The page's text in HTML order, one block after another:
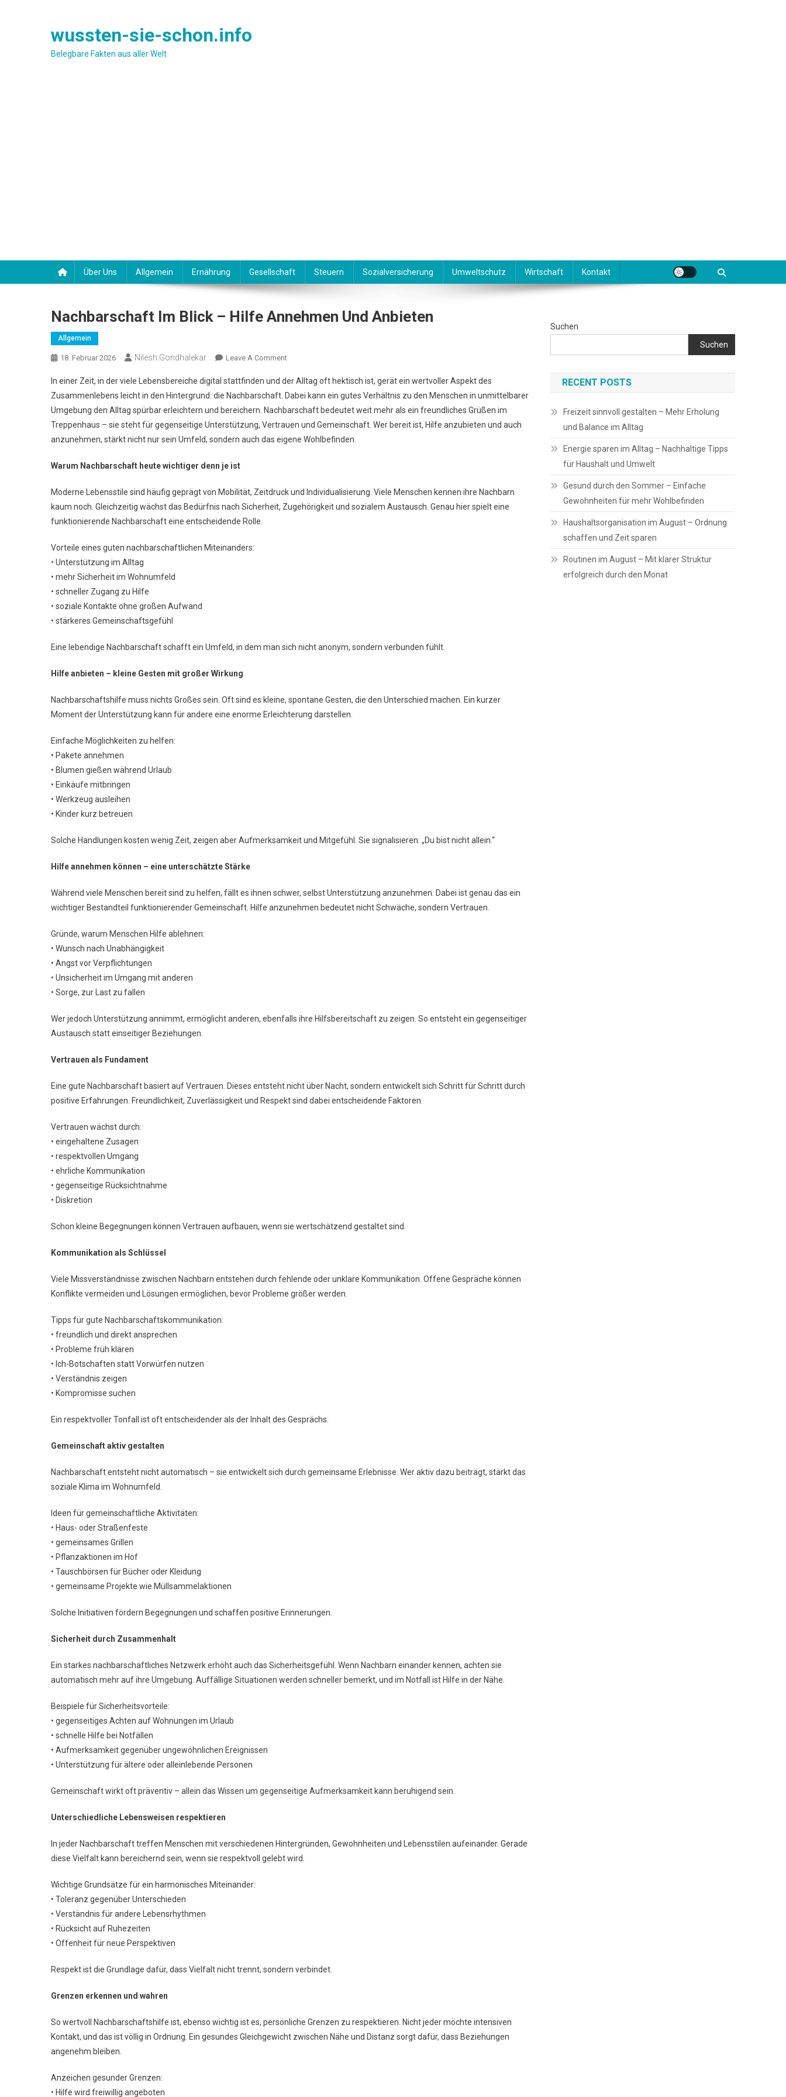
wussten-sie-schon.info
Belegbare Fakten aus aller Welt
Über Uns Allgemein Ernährung Gesellschaft Steuern Sozialversicherung Umweltschutz Wirtschaft Kontakt
Nachbarschaft Im Blick – Hilfe Annehmen Und Anbieten
Allgemein
18. Februar 2026 Nilesh.gondhalekar Leave A CommentOn
Im
Blick
–
Hilfe
Annehmen
In einer Zeit, in der viele Lebensbereiche digital stattfinden und der Alltag oft hektisch ist, gerät ein wertvoller Aspekt des
Zusammenlebens leicht in den Hintergrund: die Nachbarschaft. Dabei kann ein gutes Verhältnis zu den Menschen in unmittelbarer
Umgebung den Alltag spürbar erleichtern und bereichern. Nachbarschaft bedeutet weit mehr als ein freundliches Grüßen im
Treppenhaus – sie steht für gegenseitige Unterstützung, Vertrauen und Gemeinschaft. Wer bereit ist, Hilfe anzubieten und auch
anzunehmen, stärkt nicht nur sein Umfeld, sondern auch das eigene Wohlbefinden.
Warum Nachbarschaft heute wichtiger denn je ist
Moderne Lebensstile sind häufig geprägt von Mobilität, Zeitdruck und Individualisierung. Viele Menschen kennen ihre Nachbarn
kaum noch. Gleichzeitig wächst das Bedürfnis nach Sicherheit, Zugehörigkeit und sozialem Austausch. Genau hier spielt eine
funktionierende Nachbarschaft eine entscheidende Rolle.
Vorteile eines guten nachbarschaftlichen Miteinanders:
• Unterstützung im Alltag
• mehr Sicherheit im Wohnumfeld
• schneller Zugang zu Hilfe
• soziale Kontakte ohne großen Aufwand
• stärkeres Gemeinschaftsgefühl
Eine lebendige Nachbarschaft schafft ein Umfeld, in dem man sich nicht anonym, sondern verbunden fühlt.
Hilfe anbieten – kleine Gesten mit großer Wirkung
Nachbarschaftshilfe muss nichts Großes sein. Oft sind es kleine, spontane Gesten, die den Unterschied machen. Ein kurzer
Moment der Unterstützung kann für andere eine enorme Erleichterung darstellen.
Einfache Möglichkeiten zu helfen:
• Pakete annehmen
• Blumen gießen während Urlaub
• Einkäufe mitbringen
• Werkzeug ausleihen
• Kinder kurz betreuen
Solche Handlungen kosten wenig Zeit, zeigen aber Aufmerksamkeit und Mitgefühl. Sie signalisieren: „Du bist nicht allein.“
Hilfe annehmen können – eine unterschätzte Stärke
Während viele Menschen bereit sind zu helfen, fällt es ihnen schwer, selbst Unterstützung anzunehmen. Dabei ist genau das ein
wichtiger Bestandteil funktionierender Gemeinschaft. Hilfe anzunehmen bedeutet nicht Schwäche, sondern Vertrauen.
Gründe, warum Menschen Hilfe ablehnen:
• Wunsch nach Unabhängigkeit
• Angst vor Verpflichtungen
• Unsicherheit im Umgang mit anderen
• Sorge, zur Last zu fallen
Wer jedoch Unterstützung annimmt, ermöglicht anderen, ebenfalls ihre Hilfsbereitschaft zu zeigen. So entsteht ein gegenseitiger
Austausch statt einseitiger Beziehungen.
Vertrauen als Fundament
Eine gute Nachbarschaft basiert auf Vertrauen. Dieses entsteht nicht über Nacht, sondern entwickelt sich Schritt für Schritt durch
positive Erfahrungen. Freundlichkeit, Zuverlässigkeit und Respekt sind dabei entscheidende Faktoren.
Vertrauen wächst durch:
• eingehaltene Zusagen
• respektvollen Umgang
• ehrliche Kommunikation
• gegenseitige Rücksichtnahme
• Diskretion
Schon kleine Begegnungen können Vertrauen aufbauen, wenn sie wertschätzend gestaltet sind.
Kommunikation als Schlüssel
Viele Missverständnisse zwischen Nachbarn entstehen durch fehlende oder unklare Kommunikation. Offene Gespräche können
Konflikte vermeiden und Lösungen ermöglichen, bevor Probleme größer werden.
Tipps für gute Nachbarschaftskommunikation:
• freundlich und direkt ansprechen
• Probleme früh klären
• Ich-Botschaften statt Vorwürfen nutzen
• Verständnis zeigen
• Kompromisse suchen
Ein respektvoller Tonfall ist oft entscheidender als der Inhalt des Gesprächs.
Gemeinschaft aktiv gestalten
Nachbarschaft entsteht nicht automatisch – sie entwickelt sich durch gemeinsame Erlebnisse. Wer aktiv dazu beiträgt, stärkt das
soziale Klima im Wohnumfeld.
Ideen für gemeinschaftliche Aktivitäten:
• Haus- oder Straßenfeste
• gemeinsames Grillen
• Pflanzaktionen im Hof
• Tauschbörsen für Bücher oder Kleidung
• gemeinsame Projekte wie Müllsammelaktionen
Solche Initiativen fördern Begegnungen und schaffen positive Erinnerungen.
Sicherheit durch Zusammenhalt
Ein starkes nachbarschaftliches Netzwerk erhöht auch das Sicherheitsgefühl. Wenn Nachbarn einander kennen, achten sie
automatisch mehr auf ihre Umgebung. Auffällige Situationen werden schneller bemerkt, und im Notfall ist Hilfe in der Nähe.
Beispiele für Sicherheitsvorteile:
• gegenseitiges Achten auf Wohnungen im Urlaub
• schnelle Hilfe bei Notfällen
• Aufmerksamkeit gegenüber ungewöhnlichen Ereignissen
• Unterstützung für ältere oder alleinlebende Personen
Gemeinschaft wirkt oft präventiv – allein das Wissen um gegenseitige Aufmerksamkeit kann beruhigend sein.
Unterschiedliche Lebensweisen respektieren
In jeder Nachbarschaft treffen Menschen mit verschiedenen Hintergründen, Gewohnheiten und Lebensstilen aufeinander. Gerade
diese Vielfalt kann bereichernd sein, wenn sie respektvoll gelebt wird.
Wichtige Grundsätze für ein harmonisches Miteinander:
• Toleranz gegenüber Unterschieden
• Verständnis für andere Lebensrhythmen
• Rücksicht auf Ruhezeiten
• Offenheit für neue Perspektiven
Respekt ist die Grundlage dafür, dass Vielfalt nicht trennt, sondern verbindet.
Grenzen erkennen und wahren
So wertvoll Nachbarschaftshilfe ist, ebenso wichtig ist es, persönliche Grenzen zu respektieren. Nicht jeder möchte intensiven
Kontakt, und das ist völlig in Ordnung. Ein gesundes Gleichgewicht zwischen Nähe und Distanz sorgt dafür, dass Beziehungen
angenehm bleiben.
Anzeichen gesunder Grenzen:
• Hilfe wird freiwillig angeboten
Suchen
Suchen
RECENT POSTS
Freizeit sinnvoll gestalten – Mehr Erholung
und Balance im Alltag
Energie sparen im Alltag – Nachhaltige Tipps
für Haushalt und Umwelt
Gesund durch den Sommer – Einfache
Gewohnheiten für mehr Wohlbefinden
Haushaltsorganisation im August – Ordnung
schaffen und Zeit sparen
Routinen im August – Mit klarer Struktur
erfolgreich durch den Monat